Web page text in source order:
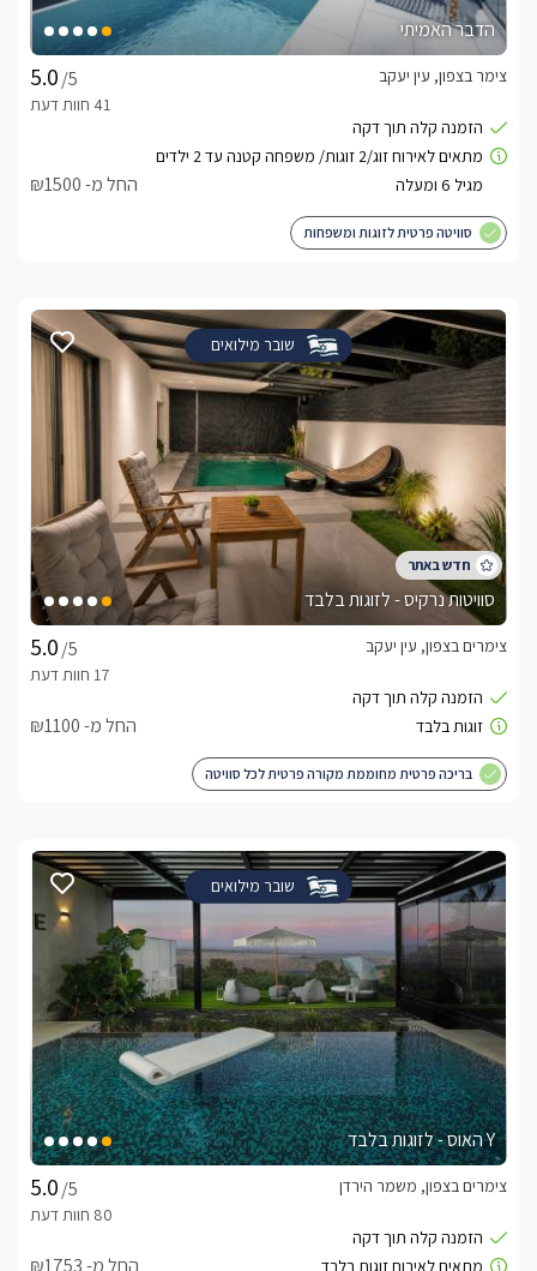
הדבר האמיתי
/5
צימר בצפון, עין יעקב
החל מ- ₪1500
סוויטה פרטית לזוגות ומשפחות
שובר מילואים
סוויטות נרקיס - לזוגות בלבד
/5
צימרים בצפון, עין יעקב
החל מ- ₪1100
בריכה פרטית מחוממת מקורה פרטית לכל סוויטה
שובר מילואים
Y האוס - לזוגות בלבד
/5
צימרים בצפון, משמר הירדן